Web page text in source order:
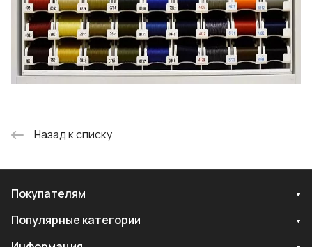
Назад к списку
Покупателям
Популярные категории